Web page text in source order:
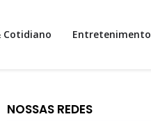
Cotidiano Entretenimento
NOSSAS REDES